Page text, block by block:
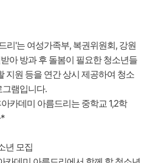
리'는 여성가족부, 복권위원회, 강원
아 방과 후 돌봄이 필요한 청소년들
지원 등을 연간 상시 제공하여 청소
그램입니다.
카데미 아름드리는 중학교 1,2학
년 모집